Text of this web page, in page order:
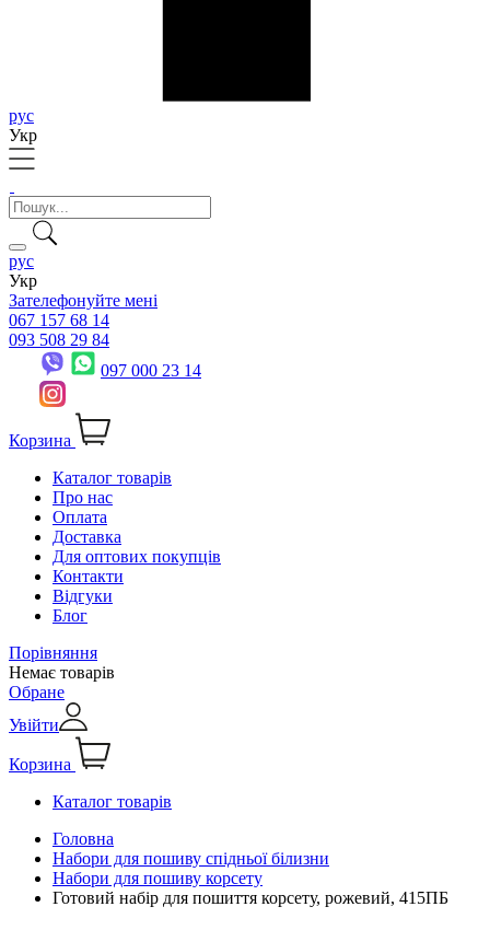
рус
Укр
рус
Укр
Зателефонуйте мені
067 157 68 14
093 508 29 84
097 000 23 14
Корзина
Каталог товарів
Про нас
Оплата
Доставка
Для оптових покупців
Контакти
Відгуки
Блог
Порівняння
Немає товарів
Обране
Увійти
Корзина
Каталог товарів
Головна
Набори для пошиву спідньої білизни
Набори для пошиву корсету
Готовий набір для пошиття корсету, рожевий, 415ПБ